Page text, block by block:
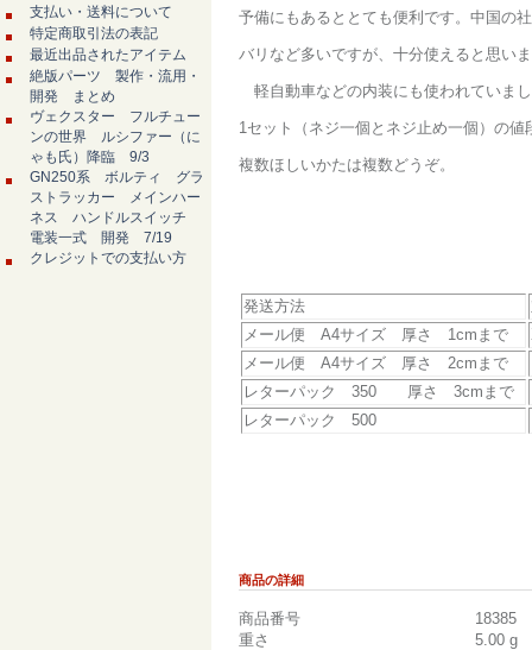
支払い・送料について
特定商取引法の表記
最近出品されたアイテム
絶版パーツ 製作・流用・
開発 まとめ
ヴェクスター フルチュー
ンの世界 ルシファー（に
ゃも氏）降臨 9/3
GN250系 ボルティ グラ
ストラッカー メインハー
ネス ハンドルスイッチ
電装一式 開発 7/19
クレジットでの支払い方
予備にもあるととても便利です。中国の
バリなど多いですが、十分使えると思い
軽自動車などの内装にも使われていま
1セット（ネジ一個とネジ止め一個）の値
複数ほしいかたは複数どうぞ。
発送方法
メール便 A4サイズ 厚さ 1cmまで
メール便 A4サイズ 厚さ 2cmまで
レターパック 350 厚さ 3cmまで
レターパック 500
商品の詳細
商品番号
18385
重さ
5.00 g